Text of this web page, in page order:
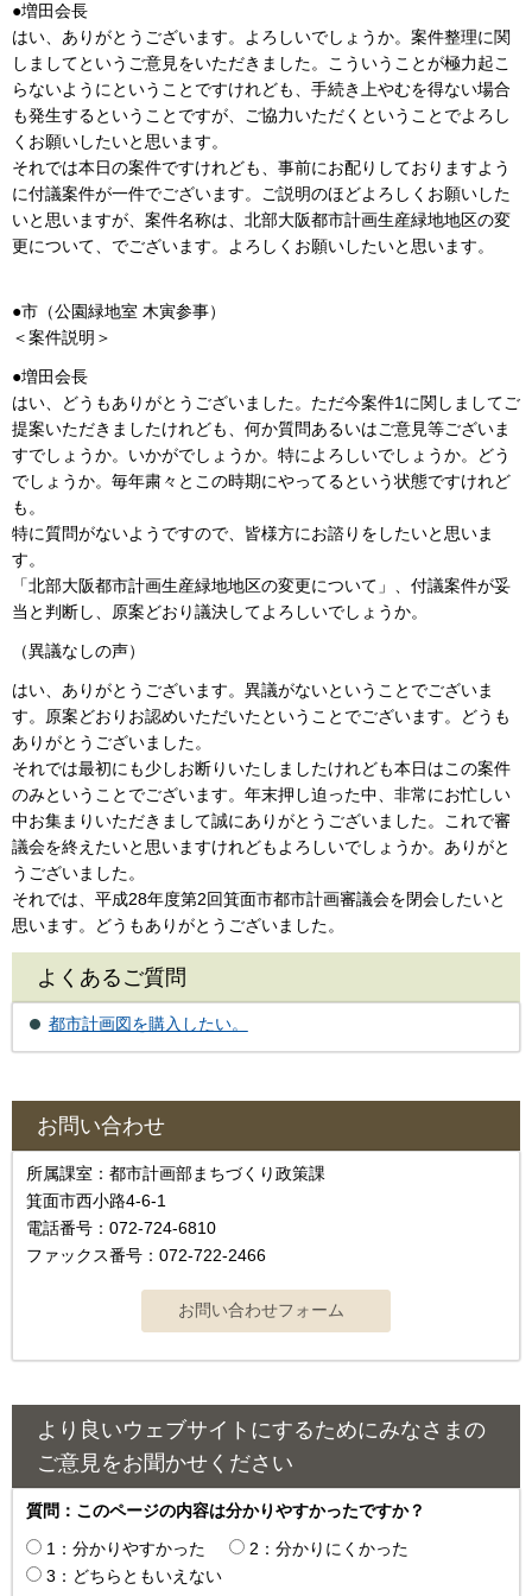
●増田会長
はい、ありがとうございます。よろしいでしょうか。案件整理に関
しましてというご意見をいただきました。こういうことが極力起こ
らないようにということですけれども、手続き上やむを得ない場合
も発生するということですが、ご協力いただくということでよろし
くお願いしたいと思います。
それでは本日の案件ですけれども、事前にお配りしておりますよう
に付議案件が一件でございます。ご説明のほどよろしくお願いした
いと思いますが、案件名称は、北部大阪都市計画生産緑地地区の変
更について、でございます。よろしくお願いしたいと思います。
●市（公園緑地室 木寅参事）
＜案件説明＞
●増田会長
はい、どうもありがとうございました。ただ今案件1に関しましてご
提案いただきましたけれども、何か質問あるいはご意見等ございま
すでしょうか。いかがでしょうか。特によろしいでしょうか。どう
でしょうか。毎年粛々とこの時期にやってるという状態ですけれど
も。
特に質問がないようですので、皆様方にお諮りをしたいと思いま
す。
「北部大阪都市計画生産緑地地区の変更について」、付議案件が妥
当と判断し、原案どおり議決してよろしいでしょうか。
（異議なしの声）
はい、ありがとうございます。異議がないということでございま
す。原案どおりお認めいただいたということでございます。どうも
ありがとうございました。
それでは最初にも少しお断りいたしましたけれども本日はこの案件
のみということでございます。年末押し迫った中、非常にお忙しい
中お集まりいただきまして誠にありがとうございました。これで審
議会を終えたいと思いますけれどもよろしいでしょうか。ありがと
うございました。
それでは、平成28年度第2回箕面市都市計画審議会を閉会したいと
思います。どうもありがとうございました。
よくあるご質問
都市計画図を購入したい。
お問い合わせ
所属課室：都市計画部まちづくり政策課
箕面市西小路4‐6‐1
電話番号：072-724-6810
ファックス番号：072-722-2466
より良いウェブサイトにするためにみなさまの
ご意見をお聞かせください
質問：このページの内容は分かりやすかったですか？
1：分かりやすかった
2：分かりにくかった
3：どちらともいえない